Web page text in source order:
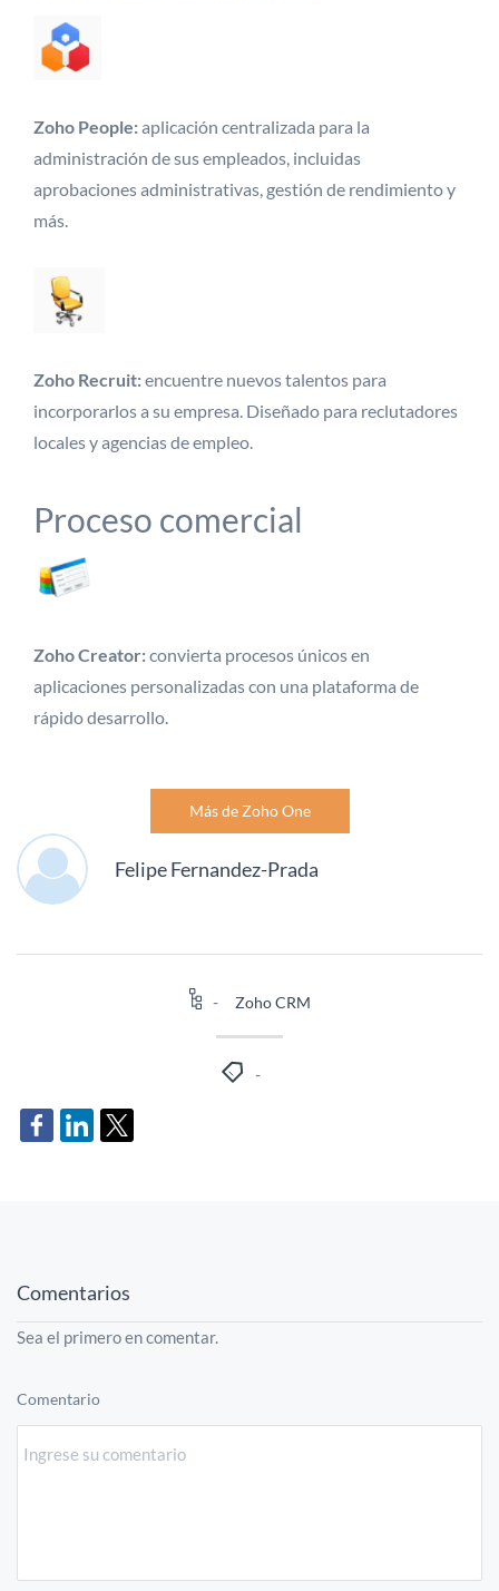
Zoho People:aplicación centralizada para la
administración de sus empleados, incluidas
aprobaciones administrativas, gestión de rendimiento y
más.
Zoho Recruit:encuentre nuevos talentos para
incorporarlos a su empresa. Diseñado para reclutadores
locales y agencias de empleo.
Proceso comercial
Zoho Creator:convierta procesos únicos en
aplicaciones personalizadas con una plataforma de
rápido desarrollo.
Más de Zoho One
Felipe Fernandez-Prada
Zoho CRM
Comentarios
Sea el primero en comentar.
Comentario